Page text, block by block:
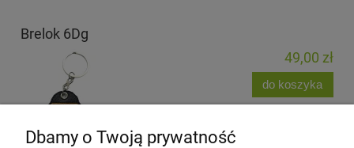
Brelok 6Dg
49,00 zł
do koszyka
Dbamy o Twoją prywatność